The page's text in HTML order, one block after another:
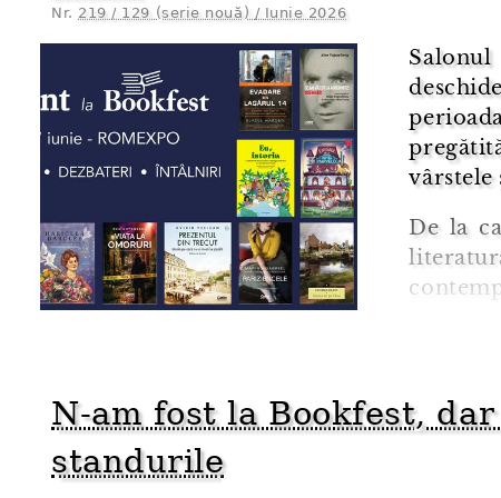
Nr. 219 / 129 (serie nouă) / Iunie 2026
vârstele
De la
N-am fost la Bookfest,
standurile